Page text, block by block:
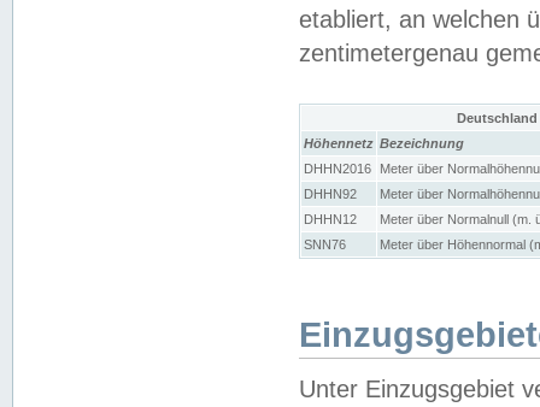
etabliert, an welchen
zentimetergenau
Höhennetz Bezeichnung
DHHN2016
Meter über
DHHN92
Meter über
DHHN12
Meter über Normalnull (m.
SNN76
Meter über Höhennormal
Unter Einzugsgebiet